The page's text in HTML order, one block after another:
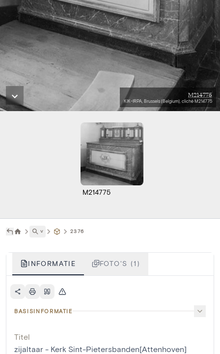
M214775
KIK-IRPA, Brussels (Belgium), cliché M214775
M214775
˅ 2376
INFORMATIE FOTO'S (1)
BASISINFORMATIE
Titel
zijaltaar - Kerk Sint-Pietersbanden[Attenhoven]